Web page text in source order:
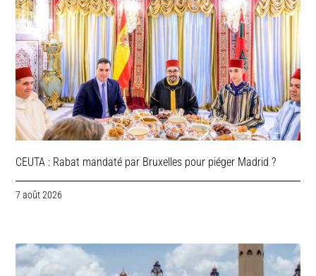
CEUTA : Rabat mandaté par Bruxelles pour piéger Madrid ?
7 août 2026